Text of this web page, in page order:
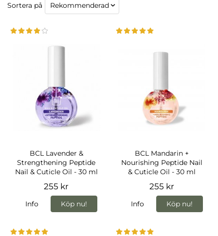
Sortera på
BCL Lavender &
Strengthening Peptide
Nail & Cuticle Oil - 30 ml
255 kr
Info Köp nu!
BCL Mandarin +
Nourishing Peptide Nail
& Cuticle Oil - 30 ml
255 kr
Info Köp nu!